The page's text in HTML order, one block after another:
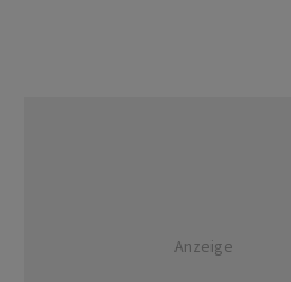
Anzeige